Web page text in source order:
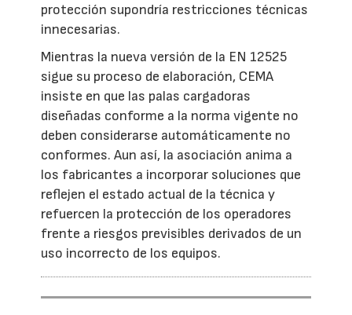
protección supondría restricciones técnicas
innecesarias.
Mientras la nueva versión de la EN 12525
sigue su proceso de elaboración, CEMA
insiste en que las palas cargadoras
diseñadas conforme a la norma vigente no
deben considerarse automáticamente no
conformes. Aun así, la asociación anima a
los fabricantes a incorporar soluciones que
reflejen el estado actual de la técnica y
refuercen la protección de los operadores
frente a riesgos previsibles derivados de un
uso incorrecto de los equipos.